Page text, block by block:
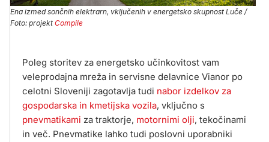
Ena izmed sončnih elektrarn, vključenih v energetsko skupnost Luče /
Foto: projekt Compile
Poleg storitev za energetsko učinkovitost vam
veleprodajna mreža in servisne delavnice Vianor po
celotni Sloveniji zagotavlja tudi nabor izdelkov za
gospodarska in kmetijska vozila, vključno s
pnevmatikami za traktorje, motornimi olji, tekočinami
in več. Pnevmatike lahko tudi poslovni uporabniki